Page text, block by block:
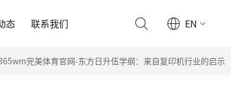
态 联系我们 EN
完美体育官网-东方日升伍学纲：来自复印机行业的启示